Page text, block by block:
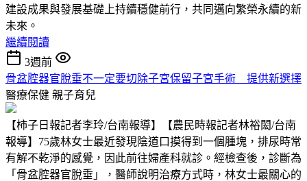
建設成果與發展基礎上持續穩健前行，共同邁向繁榮永續的新
未來。
繼續閱讀
3週前
骨盆腔器官脫垂不一定要切除子宮保留子宮手術 提供新選擇
醫療保健 親子育兒
【柿子日報記者李玲/台南報導】【農民時報記者林裕閎/台南
報導】75歲林女士最近發現陰道口摸得到一個腫塊，排尿時常
有解不乾淨的感覺，因此前往婦產科就診。經檢查後，診斷為
「骨盆腔器官脫垂」，醫師說明治療方式時，林女士最關心的